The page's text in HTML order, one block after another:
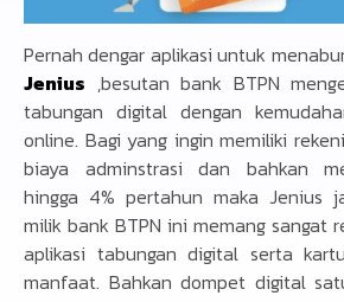
Pernah dengar aplikasi untuk
Jenius ,besutan bank BTPN
tabungan digital dengan
online. Bagi yang ingin memiliki
biaya adminstrasi dan bahkan
hingga 4% pertahun maka Jenius
milik bank BTPN ini memang sangat
aplikasi tabungan digital serta
manfaat. Bahkan dompet digital